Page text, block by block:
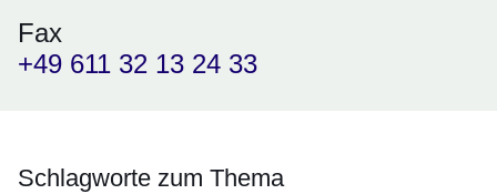
Fax
+49 611 32 13 24 33
Schlagworte zum Thema